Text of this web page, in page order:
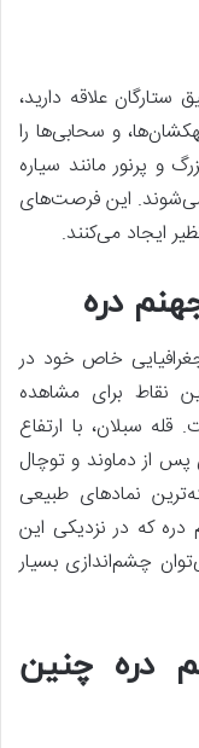
علاقه دارید،
و سحابی‌ها را
و پرنور مانند سیاره
این فرصت‌های
ایجاد می‌کنند.
دره
خاص خود در
نقاط برای مشاهده
سبلان، با ارتفاع
پس از دماوند و توچال
نمادهای طبیعی
دره که در نزدیکی این
چشم‌اندازی بسیار
دره چنین